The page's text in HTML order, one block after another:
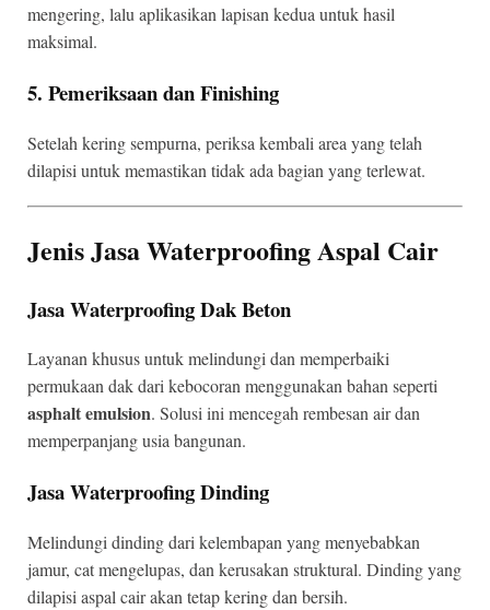
mengering, lalu aplikasikan lapisan kedua untuk hasil
maksimal.
5. Pemeriksaan dan Finishing
Setelah kering sempurna, periksa kembali area yang telah
dilapisi untuk memastikan tidak ada bagian yang terlewat.
Jenis Jasa Waterproofing Aspal Cair
Jasa Waterproofing Dak Beton
Layanan khusus untuk melindungi dan memperbaiki
permukaan dak dari kebocoran menggunakan bahan seperti
asphalt emulsion. Solusi ini mencegah rembesan air dan
memperpanjang usia bangunan.
Jasa Waterproofing Dinding
Melindungi dinding dari kelembapan yang menyebabkan
jamur, cat mengelupas, dan kerusakan struktural. Dinding yang
dilapisi aspal cair akan tetap kering dan bersih.